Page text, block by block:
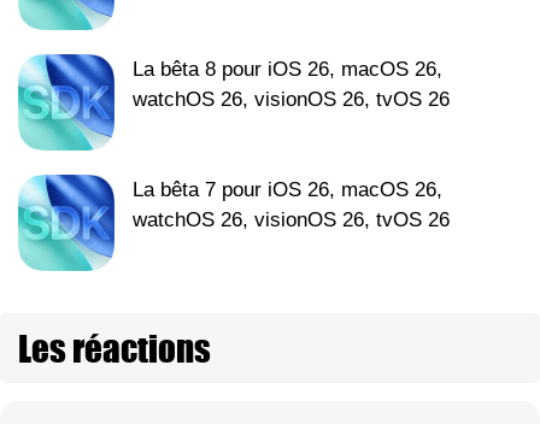
La bêta 8 pour iOS 26, macOS 26,
watchOS 26, visionOS 26, tvOS 26
La bêta 7 pour iOS 26, macOS 26,
watchOS 26, visionOS 26, tvOS 26
Les réactions